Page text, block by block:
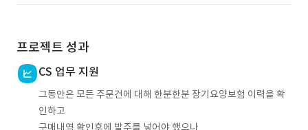
프로젝트 성과
CS 업무 지원
그동안은 모든 주문건에 대해 한분한분 장기요양보험 이력을 확
인하고
구매내역 확인후에 발주를 넣어야 했으나